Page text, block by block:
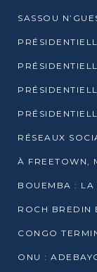
ONU :